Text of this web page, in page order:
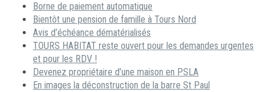
Borne de paiement automatique
Bientôt une pension de famille à Tours Nord
Avis d’échéance dématérialisés
TOURS HABITAT reste ouvert pour les demandes urgentes
et pour les RDV !
Devenez propriétaire d’une maison en PSLA
En images la déconstruction de la barre St Paul